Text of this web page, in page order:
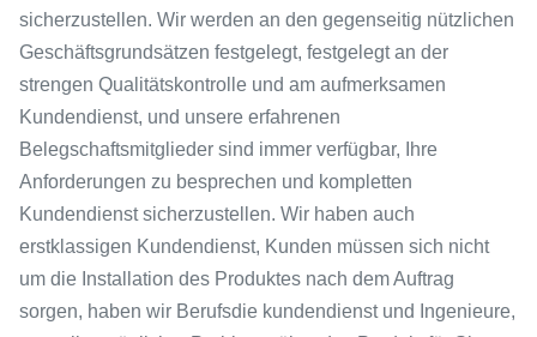
sicherzustellen. Wir werden an den gegenseitig nützlichen
Geschäftsgrundsätzen festgelegt, festgelegt an der
strengen Qualitätskontrolle und am aufmerksamen
Kundendienst, und unsere erfahrenen
Belegschaftsmitglieder sind immer verfügbar, Ihre
Anforderungen zu besprechen und kompletten
Kundendienst sicherzustellen. Wir haben auch
erstklassigen Kundendienst, Kunden müssen sich nicht
um die Installation des Produktes nach dem Auftrag
sorgen, haben wir Berufsdie kundendienst und Ingenieure,